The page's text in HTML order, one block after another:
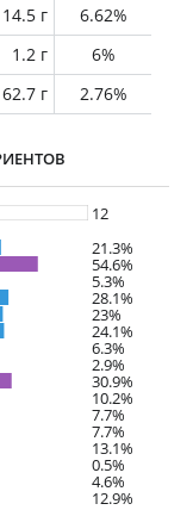
14.5 г
6.62%
1.2 г
6%
62.7 г 2.76%
12
21.3%
54.6%
5.3%
28.1%
23%
24.1%
6.3%
2.9%
30.9%
10.2%
7.7%
7.7%
13.1%
0.5%
4.6%
12.9%